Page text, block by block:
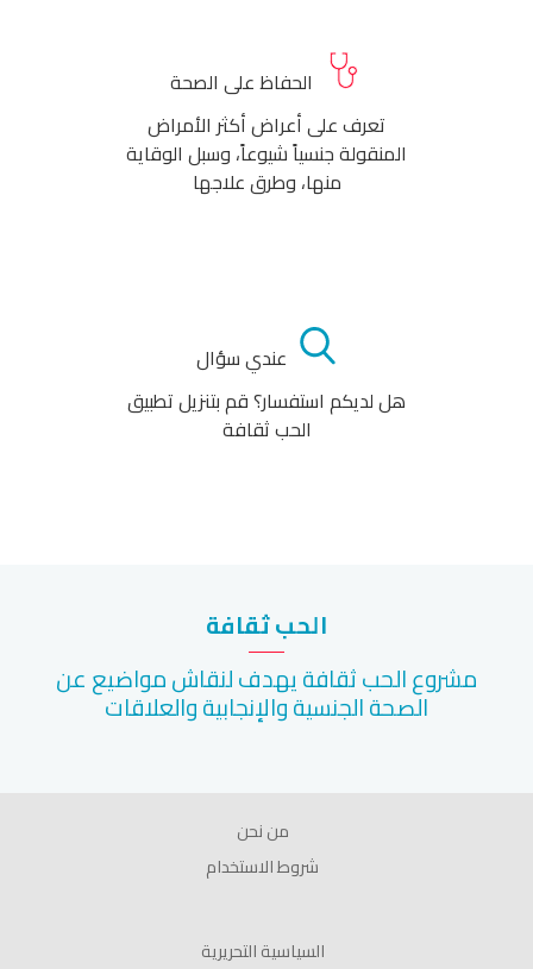
الحفاظ على الصحة
تعرف على أعراض أكثر الأمراض
المنقولة جنسياً شيوعاً، وسبل الوقاية
منها، وطرق علاجها
عندي سؤال
هل لديكم استفسار؟ قم بتنزيل تطبيق
الحب ثقافة
الحب ثقافة
مشروع الحب ثقافة يهدف لنقاش مواضيع عن
الصحة الجنسية والإنجابية والعلاقات
من نحن
شروط الاستخدام
السياسية التحريرية